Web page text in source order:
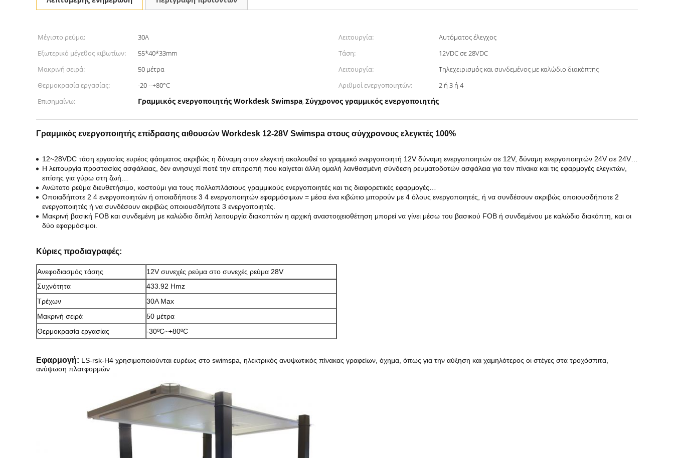
Μέγιστο ρεύμα: 30A Λειτουργία:
Αυτόματος έλεγχος
Εξωτερικό μέγεθος κιβωτίων:
55*40*33mm Τάση:
12VDC σε 28VDC
Μακρινή σειρά:
50 μέτρα Λειτουργία:
Τηλεχειρισμός και συνδεμένος με καλώδιο διακόπτης
Θερμοκρασία εργασίας:
-20 --+80°C Αριθμοί ενεργοποιητών:
2 ή 3 ή 4
Επισημαίνω:
Γραμμικός ενεργοποιητής Workdesk Swimspa, Σύγχρονος γραμμικός ενεργοποιητής
Γραμμικός ενεργοποιητής επίδρασης αιθουσών Workdesk 12-28V Swimspa στους σύγχρονους ελεγκτές 100%
12~28VDC τάση εργασίας ευρέος φάσματος ακριβώς η δύναμη στον ελεγκτή ακολουθεί το γραμμικό ενεργοποιητή 12V δύναμη ενεργοποιητών σε 12V, δύναμη ενεργοποιητών 24V σε 24V…
Η λειτουργία προστασίας ασφάλειας, δεν ανησυχεί ποτέ την επιτροπή που καίγεται άλλη ομαλή λανθασμένη σύνδεση ρευματοδοτών ασφάλεια για τον πίνακα και τις εφαρμογές ελεγκτών,
επίσης για γύρω στη ζωή…
Ανώτατο ρεύμα διευθετήσιμο, κοστούμι για τους πολλαπλάσιους γραμμικούς ενεργοποιητές και τις διαφορετικές εφαρμογές…
Οποιαδήποτε 2 4 ενεργοποιητών ή οποιαδήποτε 3 4 ενεργοποιητών εφαρμόσιμων = μέσα ένα κιβώτιο μπορούν με 4 όλους ενεργοποιητές, ή να συνδέσουν ακριβώς οποιουσδήποτε 2
ενεργοποιητές ή να συνδέσουν ακριβώς οποιουσδήποτε 3 ενεργοποιητές.
Μακρινή βασική FOB και συνδεμένη με καλώδιο διπλή λειτουργία διακοπτών η αρχική αναστοιχειοθέτηση μπορεί να γίνει μέσω του βασικού FOB ή συνδεμένου με καλώδιο διακόπτη, και οι
δύο εφαρμόσιμοι.
Κύριες προδιαγραφές:
Ανεφοδιασμός τάσης
12V συνεχές ρεύμα στο συνεχές ρεύμα 28V
Συχνότητα
433.92 Hmz
Τρέχων
30A Max
Μακρινή σειρά
50 μέτρα
Θερμοκρασία εργασίας
-30ºC~+80ºC
Εφαρμογή: LS-rsk-H4 χρησιμοποιούνται ευρέως στο swimspa, ηλεκτρικός ανυψωτικός πίνακας γραφείων, όχημα , όπως για την αύξηση και χαμηλότερος οι στέγες στα τροχόσπιτα,
ανύψωση πλατφορμών